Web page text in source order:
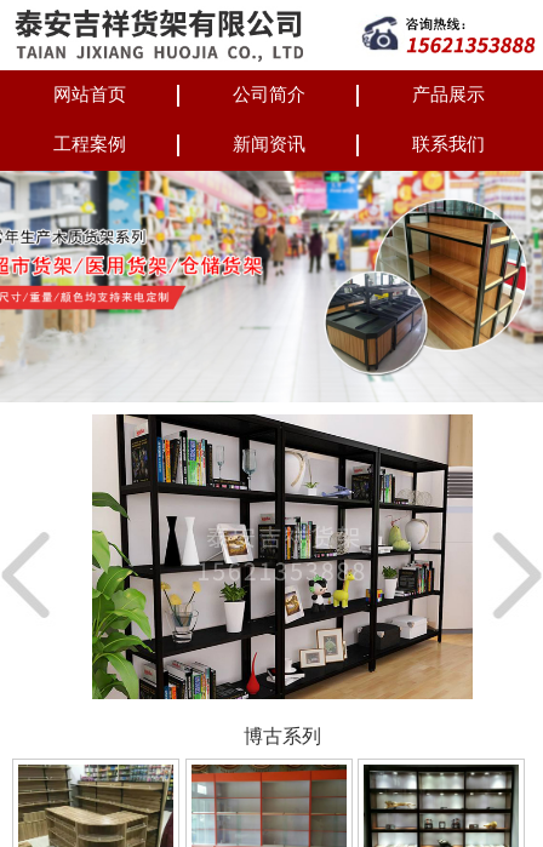
网站首页 公司简介 产品展示
工程案例 新闻资讯 联系我们
博古系
博古系列
博古系